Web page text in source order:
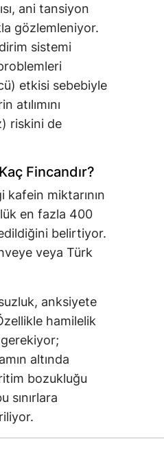
ani tansiyon
gözlemleniyor.
sistemi
etkisi sebebiyle
riskini de
Fincandır?
kafein miktarının
en fazla 400
belirtiyor.
veya Türk
anksiyete
hamilelik
altında
bozukluğu
sınırlara